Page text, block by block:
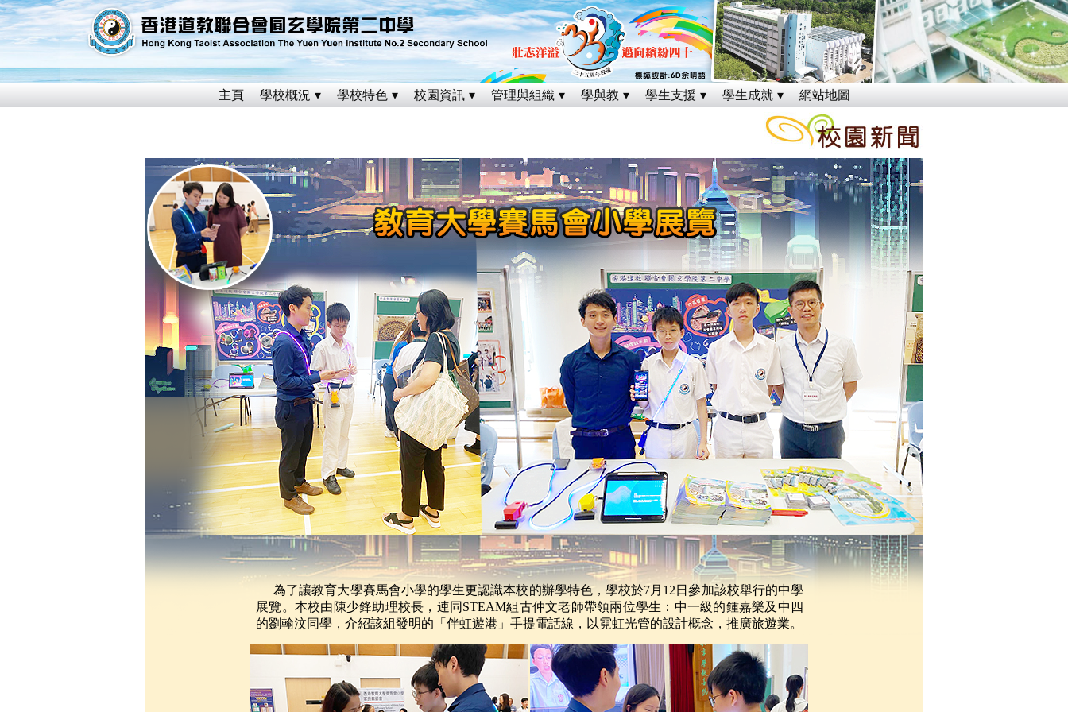
主頁 學校概況 學校特色 校園資訊 管理與組織 學與教 學生支援 學生成就 網站地圖
為了讓教育大學賽馬會小學的學生更認識本校的辦學特色，學校於7月12日參加該校舉行的中學
展覽。本校由陳少鋒助理校長，連同STEAM組古仲文老師帶領兩位學生：中一級的鍾嘉樂及中四
的劉翰汶同學，介紹該組發明的「伴虹遊港」手提電話線，以霓虹光管的設計概念，推廣旅遊業。